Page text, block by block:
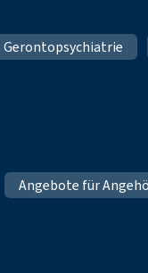
Gerontopsychiatrie
Angebote für